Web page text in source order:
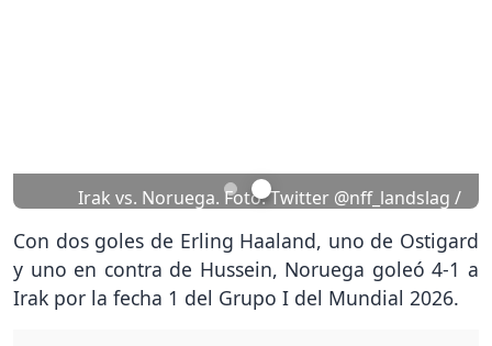
Irak vs. Noruega. Foto: Twitter @nff_landslag /
Con dos goles de Erling Haaland, uno de Ostigard
y uno en contra de Hussein, Noruega goleó 4-1 a
Irak por la fecha 1 del Grupo I del Mundial 2026.